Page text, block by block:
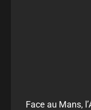
Face au Mans,